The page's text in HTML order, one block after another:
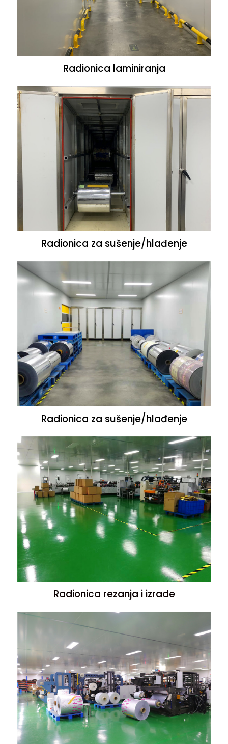
Radionica laminiranja
Radionica za sušenje/hlađenje
Radionica za sušenje/hlađenje
Radionica rezanja i izrade